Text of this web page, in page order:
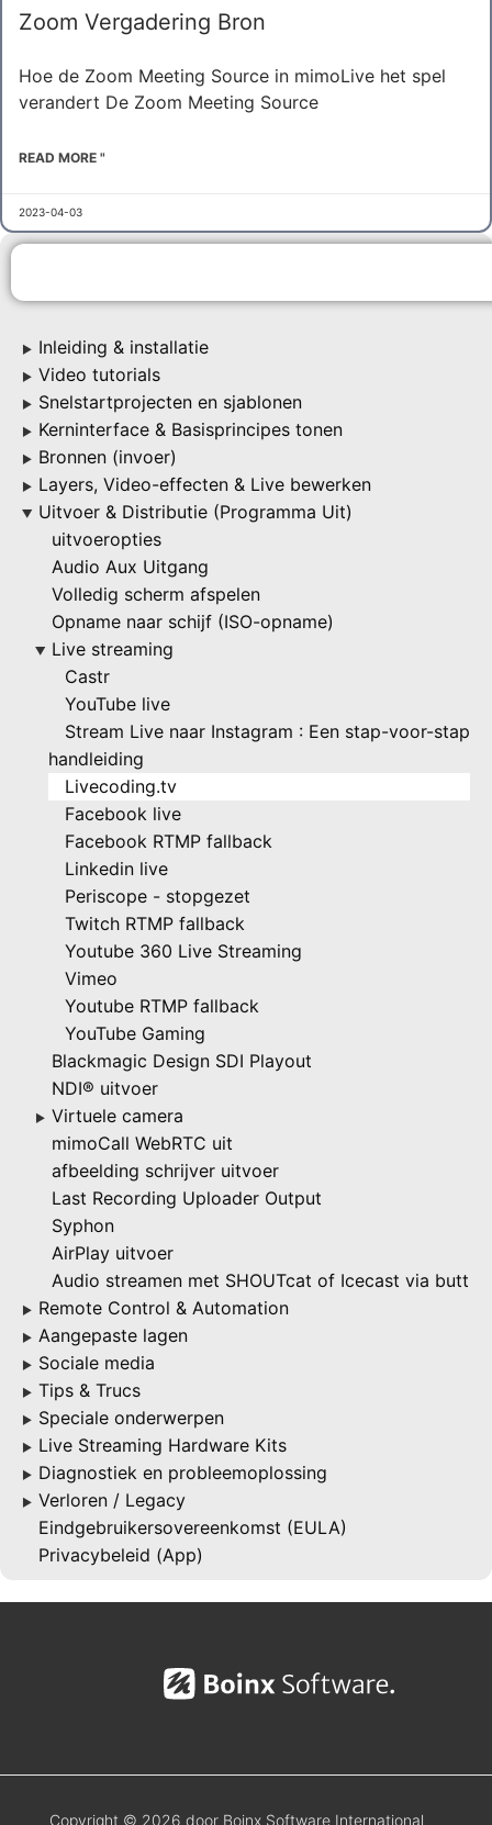
▶ Inleiding & installatie
▶ Video tutorials
▶ Snelstartprojecten en sjablonen
▶ Kerninterface & Basisprincipes tonen
▶ Bronnen (invoer)
▶ Layers, Video-effecten & Live bewerken
▶
Uitvoer & Distributie (Programma Uit)
uitvoeropties
Audio Aux Uitgang
Volledig scherm afspelen
Opname naar schijf (ISO-opname)
▶
Live streaming
Castr
YouTube live
Stream Live naar Instagram : Een stap-voor-stap
handleiding
Livecoding.tv
Facebook live
Facebook RTMP fallback
Linkedin live
Periscope - stopgezet
Twitch RTMP fallback
Youtube 360 Live Streaming
Vimeo
Youtube RTMP fallback
YouTube Gaming
Blackmagic Design SDI Playout
NDI® uitvoer
▶ Virtuele camera
mimoCall WebRTC uit
afbeelding schrijver uitvoer
Last Recording Uploader Output
Syphon
AirPlay uitvoer
Audio streamen met SHOUTcat of Icecast via butt
▶ Remote Control & Automation
▶ Aangepaste lagen
▶ Sociale media
▶ Tips & Trucs
▶ Speciale onderwerpen
▶ Live Streaming Hardware Kits
▶ Diagnostiek en probleemoplossing
▶ Verloren / Legacy
Eindgebruikersovereenkomst (EULA)
Privacybeleid (App)
Zoom Vergadering Bron
Hoe de Zoom Meeting Source in mimoLive het spel
verandert De Zoom Meeting Source
READ MORE "
2023-04-03
Copyright © 2026 door Boinx Software International